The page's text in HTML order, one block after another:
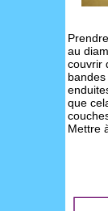
au
couvrir
que
Mettre